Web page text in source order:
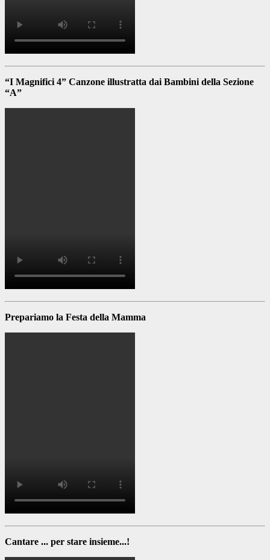
“I Magnifici 4” Canzone illustratta dai Bambini della Sezione
“A”
Prepariamo la Festa della Mamma
Cantare ... per stare insieme...!